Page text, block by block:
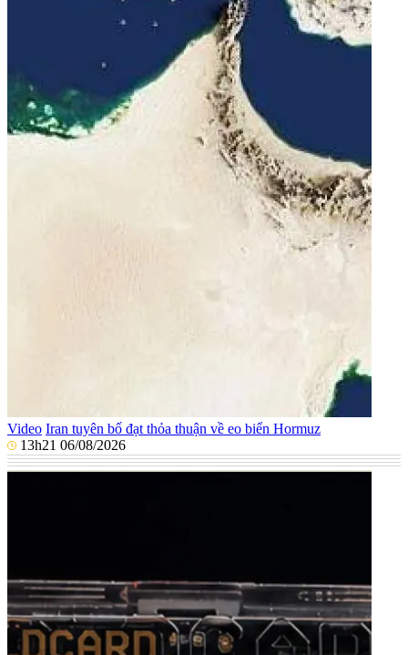
Video Iran tuyên bố đạt thỏa thuận về eo biển Hormuz
13h21 06/08/2026